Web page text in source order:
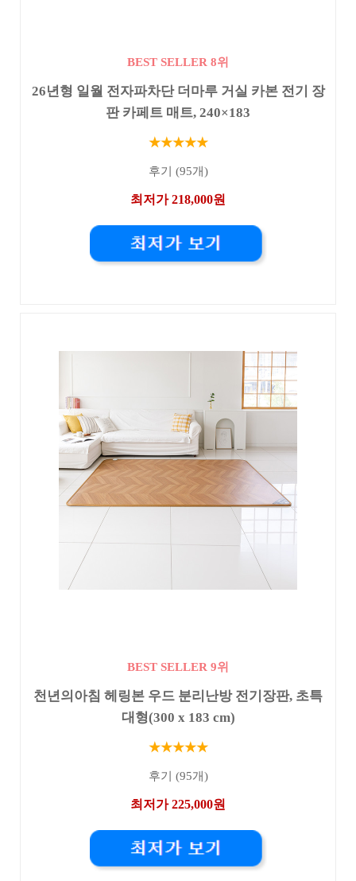
BEST SELLER 8위
26년형 일월 전자파차단 더마루 거실 카본 전기 장
판 카페트 매트, 240×183
★★★★★
후기 (95개)
최저가 218,000원
BEST SELLER 9위
천년의아침 헤링본 우드 분리난방 전기장판, 초특
대형(300 x 183 cm)
★★★★★
후기 (95개)
최저가 225,000원